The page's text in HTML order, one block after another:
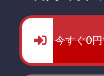
今すぐ0